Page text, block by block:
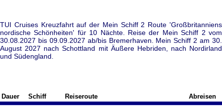
TUI Cruises Kreuzfahrt auf der Mein Schiff 2 Route 'Großbritanniens
nordische Schönheiten' für 10 Nächte. Reise der Mein Schiff 2 vom
30.08.2027 bis 09.09.2027 ab/bis Bremerhaven. Mein Schiff 2 am 30.
August 2027 nach Schottland mit Äußere Hebriden, nach Nordirland
und Südengland.
Dauer Schiff Reiseroute Abreisen